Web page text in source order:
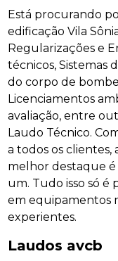
Está procurando
edificação Vila
Regularizações e
técnicos, Sistemas
do corpo de
Licenciamentos
avaliação, entre
Laudo Técnico.
a todos os
melhor destaque
um. Tudo isso só é
em equipamentos
experientes.
Laudos avcb